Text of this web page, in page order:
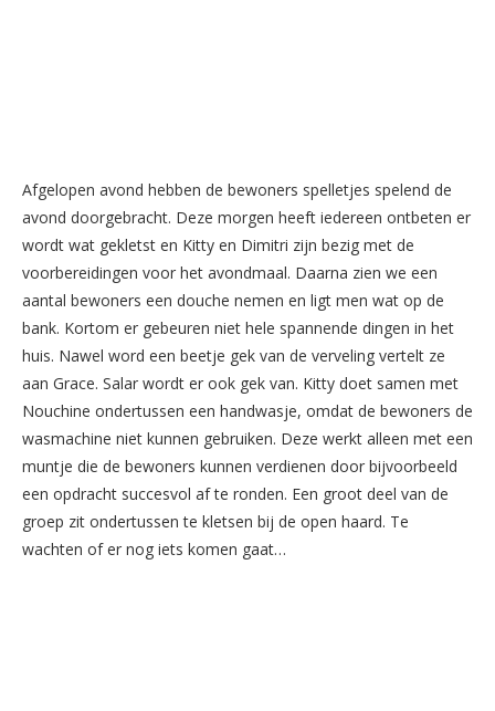
Afgelopen avond hebben de bewoners spelletjes spelend de
avond doorgebracht. Deze morgen heeft iedereen ontbeten er
wordt wat gekletst en Kitty en Dimitri zijn bezig met de
voorbereidingen voor het avondmaal. Daarna zien we een
aantal bewoners een douche nemen en ligt men wat op de
bank. Kortom er gebeuren niet hele spannende dingen in het
huis. Nawel word een beetje gek van de verveling vertelt ze
aan Grace. Salar wordt er ook gek van. Kitty doet samen met
Nouchine ondertussen een handwasje, omdat de bewoners de
wasmachine niet kunnen gebruiken. Deze werkt alleen met een
muntje die de bewoners kunnen verdienen door bijvoorbeeld
een opdracht succesvol af te ronden. Een groot deel van de
groep zit ondertussen te kletsen bij de open haard. Te
wachten of er nog iets komen gaat…